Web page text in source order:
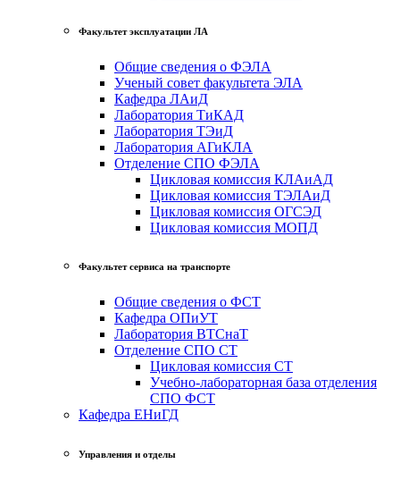
Факультет эксплуатации ЛА
Общие сведения о ФЭЛА
Ученый совет факультета ЭЛА
Кафедра ЛАиД
Лаборатория ТиКАД
Лаборатория ТЭиД
Лаборатория АГиКЛА
Отделение СПО ФЭЛА
Цикловая комиссия КЛАиАД
Цикловая комиссия ТЭЛАиД
Цикловая комиссия ОГСЭД
Цикловая комиссия МОПД
Факультет сервиса на транспорте
Общие сведения о ФСТ
Кафедра ОПиУТ
Лаборатория ВТСнаТ
Отделение СПО СТ
Цикловая комиссия СТ
Учебно-лабораторная база отделения
СПО ФСТ
Кафедра ЕНиГД
Управления и отделы